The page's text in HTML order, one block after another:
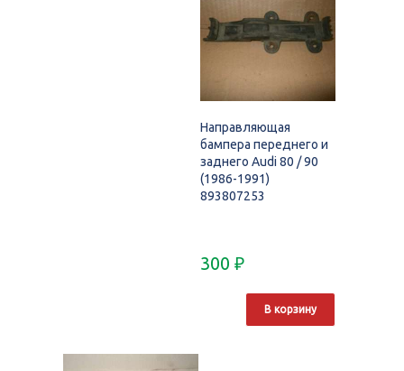
Направляющая
бампера переднего и
заднего Audi 80 / 90
(1986-1991)
893807253
300 ₽
В корзину